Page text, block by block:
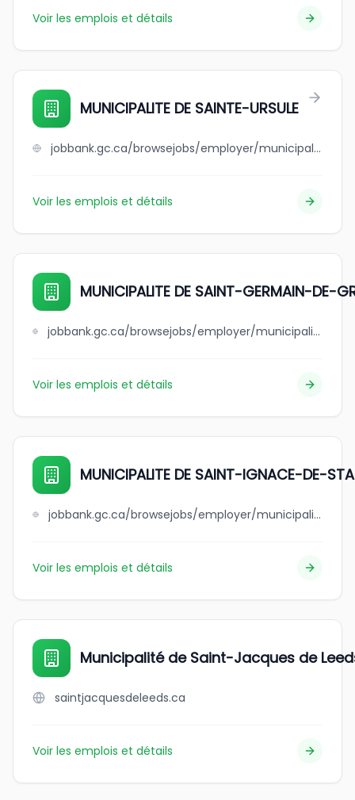
Voir les emplois et détails
MUNICIPALITE DE SAINTE-URSULE
jobbank.gc.ca/browsejobs/employer/municipalite+de+sainte-ursule/ca
Voir les emplois et détails
MUNICIPALITE DE SAINT-GERMAIN-DE-
jobbank.gc.ca/browsejobs/employer/municipalite+de+++++++++++++++saint-germain-de-grantham/ca
Voir les emplois et détails
MUNICIPALITE DE SAINT-IGNACE-DE-
jobbank.gc.ca/browsejobs/employer/municipalite+de+++++++++++++++saint-ignace-de-stanbridge/ca
Voir les emplois et détails
Municipalité de Saint-Jacques de
saintjacquesdeleeds.ca
Voir les emplois et détails